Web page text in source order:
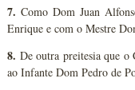
7. Como Dom Juan
Enrique e com o Mestre
8. De outra preitesia que o
ao Infante Dom Pedro de